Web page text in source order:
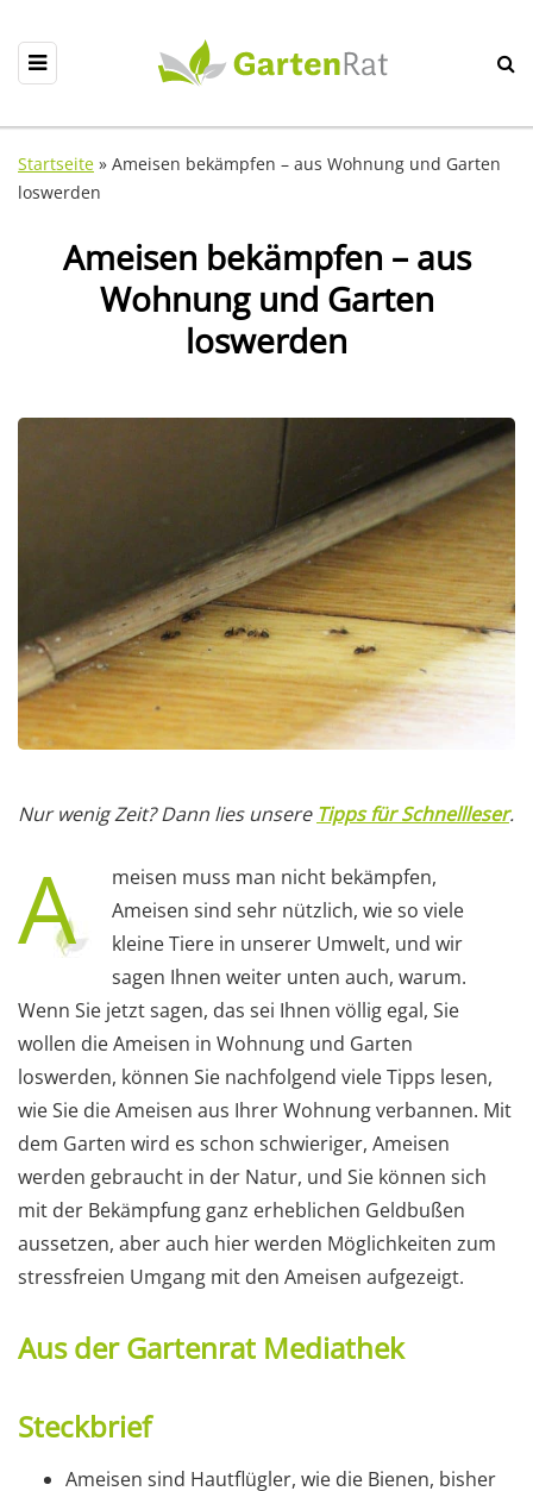
Startseite » Ameisen bekämpfen – aus Wohnung und Garten
loswerden
Ameisen bekämpfen – aus
Wohnung und Garten
loswerden
Nur wenig Zeit? Dann lies unsere Tipps für Schnellleser.
A
meisen muss man nicht bekämpfen,
Ameisen sind sehr nützlich, wie so viele
kleine Tiere in unserer Umwelt, und wir
sagen Ihnen weiter unten auch, warum.
Wenn Sie jetzt sagen, das sei Ihnen völlig egal, Sie
wollen die Ameisen in Wohnung und Garten
loswerden, können Sie nachfolgend viele Tipps lesen,
wie Sie die Ameisen aus Ihrer Wohnung verbannen. Mit
dem Garten wird es schon schwieriger, Ameisen
werden gebraucht in der Natur, und Sie können sich
mit der Bekämpfung ganz erheblichen Geldbußen
aussetzen, aber auch hier werden Möglichkeiten zum
stressfreien Umgang mit den Ameisen aufgezeigt.
Aus der Gartenrat Mediathek
Steckbrief
Ameisen sind Hautflügler, wie die Bienen, bisher